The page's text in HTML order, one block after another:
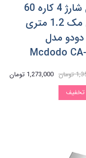
کابل شارژ 4 کاره 60
واتی مک 1.2 متری
مدل
Mcdodo
1,273,000 تومان
تخفیف